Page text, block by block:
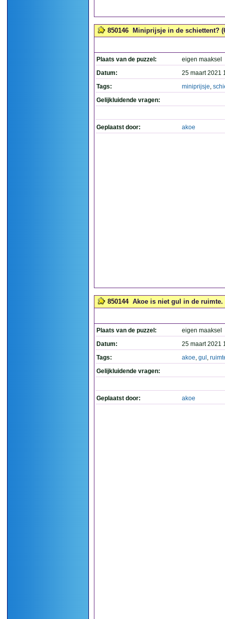
850146 Miniprijsje in de schiettent?
Plaats van de puzzel:
eigen maaksel
Datum:
25 maart 2021
Tags:
miniprijsje,
Gelijkluidende vragen:
Geplaatst door: akoe
850144 Akoe is niet gul in de ruimte.
Plaats van de puzzel:
eigen maaksel
Datum:
25 maart 2021
Tags:
akoe, gul ,
Gelijkluidende vragen:
Geplaatst door: akoe